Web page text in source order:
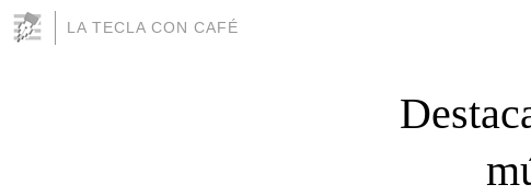
LA TECLA CON CAFÉ